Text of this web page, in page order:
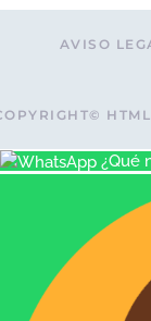
AVISO
¿Qué